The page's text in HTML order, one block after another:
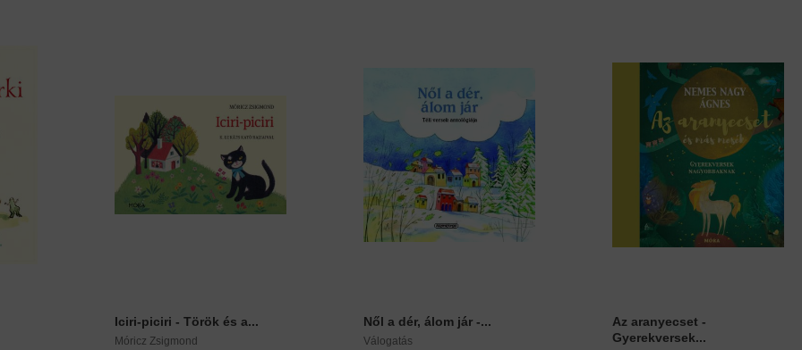
Iciri-piciri - Török és a...
Móricz Zsigmond
Nől a dér, álom jár -...
Válogatás
Az aranyecset -
Gyerekversek...